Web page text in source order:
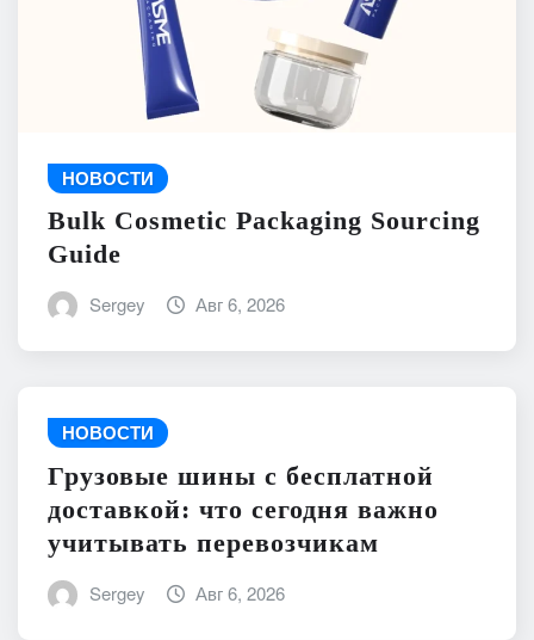
НОВОСТИ
Bulk Cosmetic Packaging Sourcing
Guide
Sergey Авг 6, 2026
НОВОСТИ
Грузовые шины с бесплатной
доставкой: что сегодня важно
учитывать перевозчикам
Sergey Авг 6, 2026